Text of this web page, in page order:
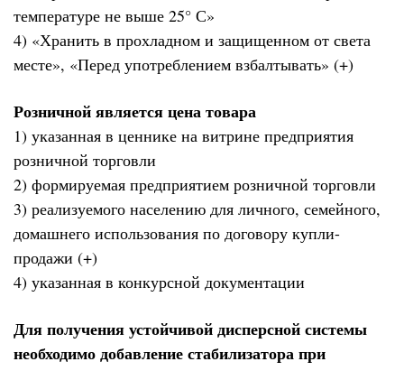
температуре не выше 25° С»
4) «Хранить в прохладном и защищенном от света
месте», «Перед употреблением взбалтывать» (+)
Розничной является цена товара
1) указанная в ценнике на витрине предприятия
розничной торговли
2) формируемая предприятием розничной торговли
3) реализуемого населению для личного, семейного,
домашнего использования по договору купли-
продажи (+)
4) указанная в конкурсной документации
Для получения устойчивой дисперсной системы
необходимо добавление стабилизатора при